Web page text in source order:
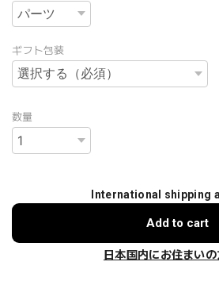
ギフト包装
数量
International shipping
Add to cart
日本国内にお住まい